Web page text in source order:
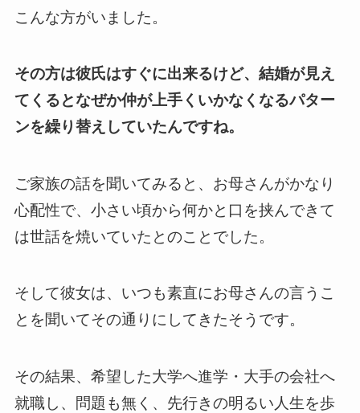
こんな方がいました。
その方は彼氏はすぐに出来るけど、結婚が見え
てくるとなぜか仲が上手くいかなくなるパター
ンを繰り替えしていたんですね。
ご家族の話を聞いてみると、お母さんがかなり
心配性で、小さい頃から何かと口を挟んできて
は世話を焼いていたとのことでした。
そして彼女は、いつも素直にお母さんの言うこ
とを聞いてその通りにしてきたそうです。
その結果、希望した大学へ進学・大手の会社へ
就職し、問題も無く、先行きの明るい人生を歩